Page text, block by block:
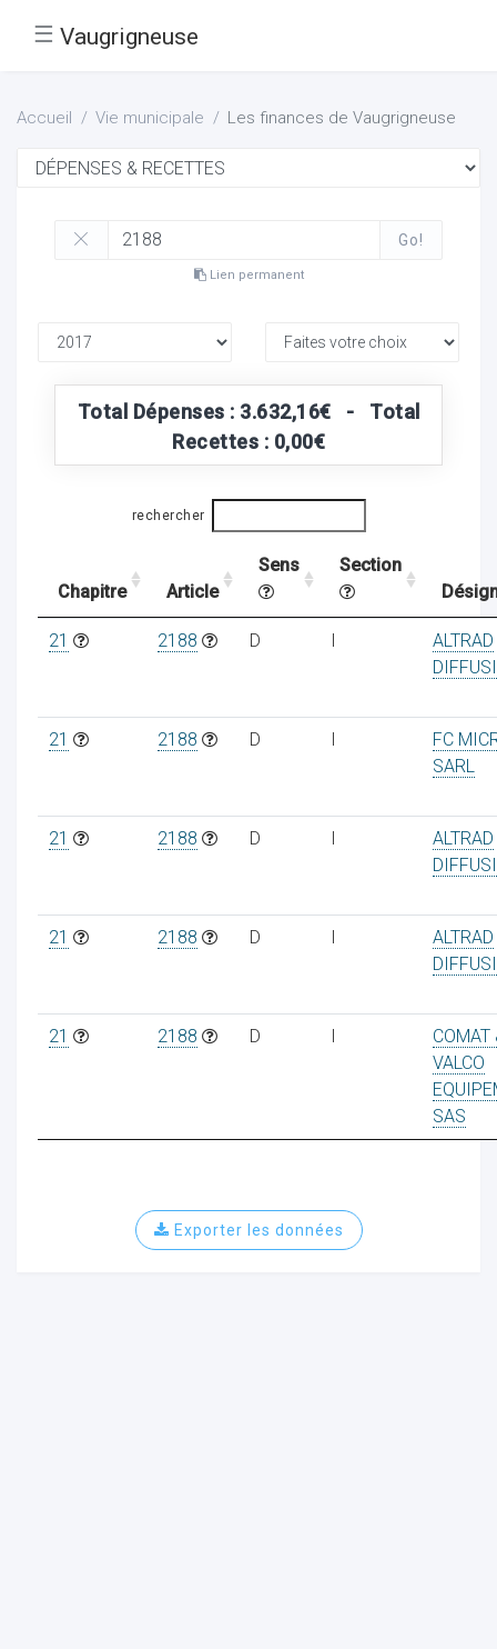
☰ Vaugrigneuse
Accueil Vie municipale Les finances de Vaugrigneuse
Go!
Lien permanent
Total Dépenses : 3.632,16€ - Total
Recettes : 0,00€
rechercher
Chapitre Article
Sens
Section
21 2188 D I
ALTRAD
21 2188 D I
FC
SARL
21 2188 D I
ALTRAD
21 2188 D I
ALTRAD
21 2188 D I
COMAT
VALCO
SAS
Exporter les données